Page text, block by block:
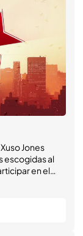
Jones
escogidas al
en el
preguntas de